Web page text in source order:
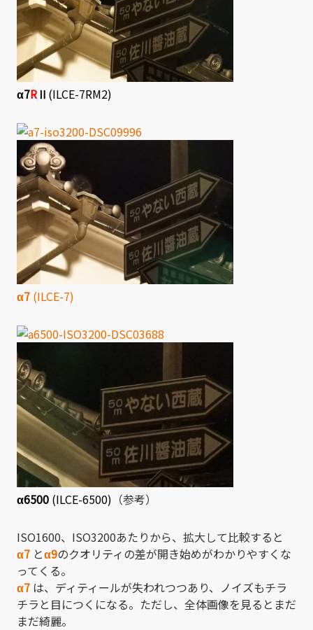
α7RⅡ (ILCE-7RM2)
α7 (ILCE-7)
α6500 (ILCE-6500) （参考）
ISO1600、ISO3200あたりから、拡大して比較すると
α7 とα9のクオリティの差が開き始めがわかりやすくな
ってくる。
α7 は、ディティールが失われつつあり、ノイズもチラ
チラと目につくになる。ただし、全体画像を見るとまだ
まだ綺麗。